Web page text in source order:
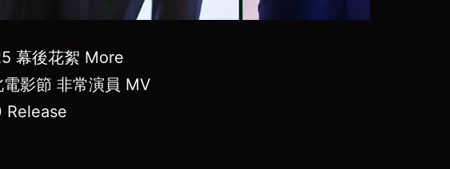
幕後花絮 More
影節 非常演員 MV
Release